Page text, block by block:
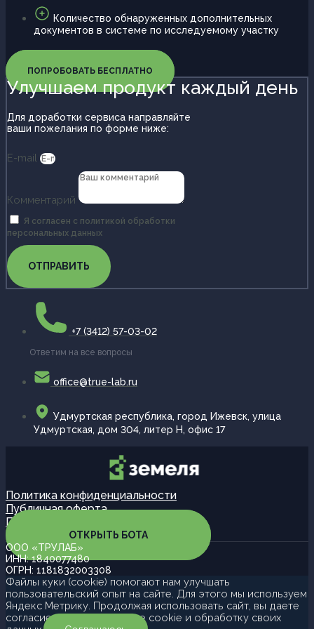
Количество обнаруженных дополнительных
документов в системе по исследуемому участку
ПОПРОБОВАТЬ БЕСПЛАТНО
Улучшаем продукт каждый день
Для доработки сервиса направляйте
ваши пожелания по форме ниже:
E-mail
Комментарий
Я согласен с политикой обработки
персональных данных
ОТПРАВИТЬ
+7 (3412) 57-03-02
Ответим на все вопросы
office@true-lab.ru
Удмуртская республика, город Ижевск, улица
Удмуртская, дом 304, литер Н, офис 17
Политика конфиденциальности
Публичная оферта
Партнерская программа
ОТКРЫТЬ БОТА
ООО «ТРУЛАБ»
ИНН: 1840077480
ОГРН: 1181832003308
Файлы куки (cookie) помогают нам улучшать
пользовательский опыт на сайте. Для этого мы используем
Яндекс Метрику. Продолжая использовать сайт, вы даете
согласие на использование cookie и обработку своих